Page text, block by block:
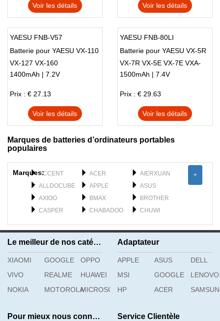
Voir les détails Voir les détails
YAESU FNB-V57
Batterie pour YAESU VX-110
VX-127 VX-160
1400mAh | 7.2V
Prix : € 27.13
Voir les détails
YAESU FNB-80LI
Batterie pour YAESU VX-5R
VX-7R VX-5E VX-7E VXA-
710 1500mAh
1500mAh | 7.4V
Prix : € 29.63
Voir les détails
Marques de batteries d’ordinateurs portables
populaires
Marques:ACCENT ACER
AIERXUAN
ALLDOCUBE
APPLE
ASUS
AXIOO
BMAX
BROTHER
CASPER
CHABADOO
CHUWI
GETAC
GFL
GIGABYTE
H3C
HAIER
HASEE
+
Le meilleur de nos catégories
XIAOMI GOOGLE
OPPO
VIVO
REALME
HUAWEI
NOKIA
MOTOROLAMICROSOFT
Adaptateur
APPLE ASUS
DELL
MSI
GOOGLE
LENOVO
HP
ACER
Pour mieux nous connaître Service Clientèle